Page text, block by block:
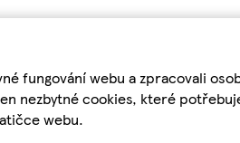
fungování webu a zpracovali
nezbytné cookies, které
webu.